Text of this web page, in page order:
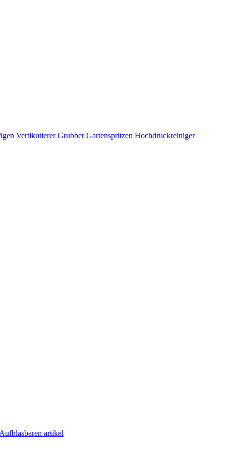
Vertikutierer Grubber Gartenspritzen Hochdruckreiniger
Aufblasbaren artikel